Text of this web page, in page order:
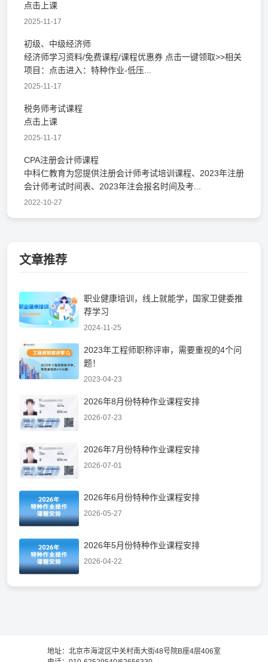
点击上课
2025-11-17
初级、中级经济师
经济师学习资料/免费课程/课程优惠券 点击一键领取>>相关
项目：点击进入：特种作业-低压...
2025-11-17
税务师考试课程
点击上课
2025-11-17
CPA注册会计师课程
中科仁教育为您提供注册会计师考试培训课程、2023年注册
会计师考试时间表、2023年注会报名时间及考...
2022-10-27
文章推荐
职业健康培训，线上就能学，国家卫健委推
荐学习
2024-11-25
2023年工程师职称评审，需要重视的4个问
题！
2023-04-23
2026年8月份特种作业课程安排
2026-07-23
2026年7月份特种作业课程安排
2026-07-01
2026年6月份特种作业课程安排
2026-05-27
2026年5月份特种作业课程安排
2026-04-22
地址：北京市海淀区中关村南大街48号院B座4层406室